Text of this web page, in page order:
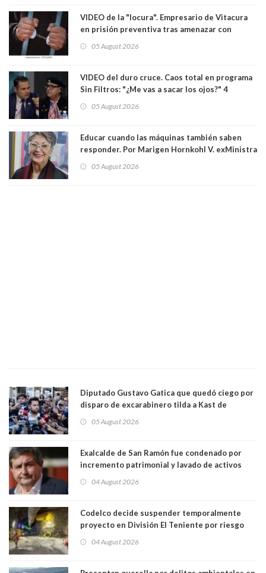
VIDEO de la "locura". Empresario de Vitacura
en prisión preventiva tras amenazar con
pistola a siete niños que jugaban al "ring raja".
Los persiguió en potente camioneta
05 August 2026
VIDEO del duro cruce. Caos total en programa
Sin Filtros: "¿Me vas a sacar los ojos?" 4
panelistas abandonan set por estar invitado
excarabinero que dejó ciego a Gustavo Gatica:
05 August 2026
Educar cuando las máquinas también saben
responder. Por Marigen Hornkohl V. exMinistra
05 August 2026
Diputado Gustavo Gatica que quedó ciego por
disparo de excarabinero tilda a Kast de
"activista de ultraderecha" tras celebrar
absolución del exuniformado. Presidente DC
05 August 2026
Exalcalde de San Ramón fue condenado por
incremento patrimonial y lavado de activos
04 August 2026
Codelco decide suspender temporalmente
proyecto en División El Teniente por riesgo
sísmico emergente:
04 August 2026